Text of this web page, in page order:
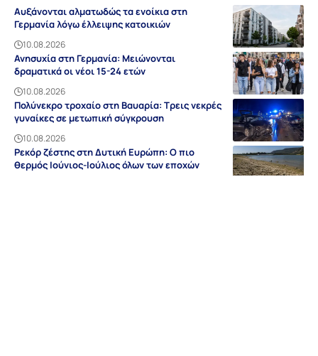
Αυξάνονται αλματωδώς τα ενοίκια στη
Γερμανία λόγω έλλειψης κατοικιών
10.08.2026
Ανησυχία στη Γερμανία: Μειώνονται
δραματικά οι νέοι 15-24 ετών
10.08.2026
Πολύνεκρο τροχαίο στη Βαυαρία: Τρεις νεκρές
γυναίκες σε μετωπική σύγκρουση
10.08.2026
Ρεκόρ ζέστης στη Δυτική Ευρώπη: Ο πιο
θερμός Ιούνιος-Ιούλιος όλων των εποχών